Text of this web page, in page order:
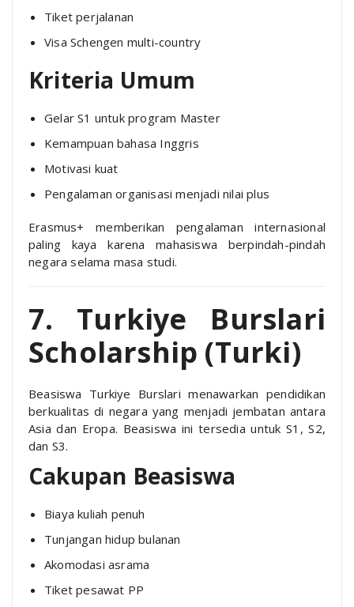
Tiket perjalanan
Visa Schengen multi-country
Kriteria Umum
Gelar S1 untuk program Master
Kemampuan bahasa Inggris
Motivasi kuat
Pengalaman organisasi menjadi nilai plus
Erasmus+ memberikan pengalaman internasional
paling kaya karena mahasiswa berpindah-pindah
negara selama masa studi.
7. Turkiye Burslari
Scholarship (Turki)
Beasiswa Turkiye Burslari menawarkan pendidikan
berkualitas di negara yang menjadi jembatan antara
Asia dan Eropa. Beasiswa ini tersedia untuk S1, S2,
dan S3.
Cakupan Beasiswa
Biaya kuliah penuh
Tunjangan hidup bulanan
Akomodasi asrama
Tiket pesawat PP